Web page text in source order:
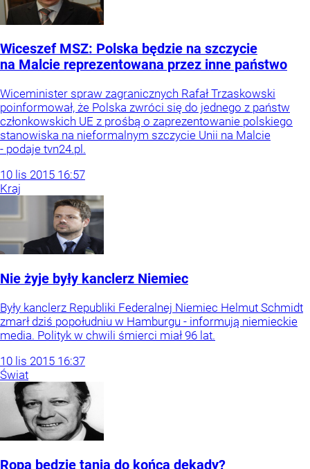
Wiceszef MSZ: Polska będzie na szczycie
na Malcie reprezentowana przez inne państwo
Wiceminister spraw zagranicznych Rafał Trzaskowski
poinformował, że Polska zwróci się do jednego z państw
członkowskich UE z prośbą o zaprezentowanie polskiego
stanowiska na nieformalnym szczycie Unii na Malcie
- podaje tvn24.pl.
10 lis 2015 16:57
Kraj
Nie żyje były kanclerz Niemiec
Były kanclerz Republiki Federalnej Niemiec Helmut Schmidt
zmarł dziś popołudniu w Hamburgu - informują niemieckie
media. Polityk w chwili śmierci miał 96 lat.
10 lis 2015 16:37
Świat
Ropa będzie tania do końca dekady?